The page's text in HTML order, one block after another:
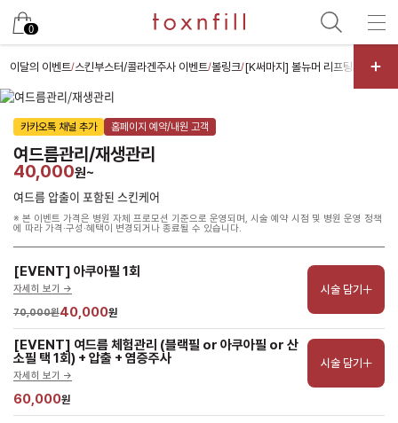
0
이달의 이벤트/스킨부스터/콜라겐주사 이벤트/볼링크/[K써마지] 볼뉴머 리프팅 슈모드
카카오톡 채널 추가 홈페이지 예약/내원 고객
여드름관리/재생관리
40,000원~
여드름 압출이 포함된 스킨케어
※ 본 이벤트 가격은 병원 자체 프로모션 기준으로 운영되며, 시술 예약 시점 및 병원 운영 정책
에 따라 가격·구성·혜택이 변경되거나 종료될 수 있습니다.
[EVENT] 아쿠아필 1회
자세히 보기 ->
70,000원40,000원
시술 담기
[EVENT] 여드름 체험관리 (블랙필 or 아쿠아필 or 산
소필 택 1회) + 압출 + 염증주사
자세히 보기 ->
60,000원
시술 담기
남은 시술/관리권 예약
남은 시술/관리권 종류 선택
리프팅
색소
제모
여드름/모공
스킨부스터
스킨케어
체형
항노화수액
기타